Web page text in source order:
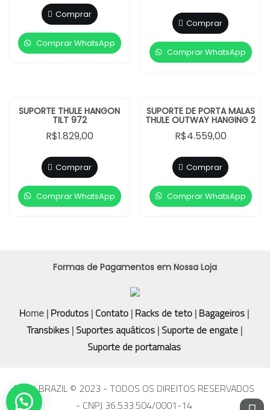
Comprar
Comprar WhatsApp
Comprar
Comprar WhatsApp
SUPORTE THULE HANGON
TILT 972
R$1.829,00
Comprar
Comprar WhatsApp
SUPORTE DE PORTA MALAS
THULE OUTWAY HANGING 2
R$4.559,00
Comprar
Comprar WhatsApp
Formas de Pagamentos em Nossa Loja
Home |Produtos|Contato|Racks de teto|Bagageiros|
Transbikes|Suportes aquáticos|Suporte de engate|
Suporte de portamalas
RACK BRAZIL © 2023 - TODOS OS DIREITOS RESERVADOS
- CNPJ 36.533.504/0001-14